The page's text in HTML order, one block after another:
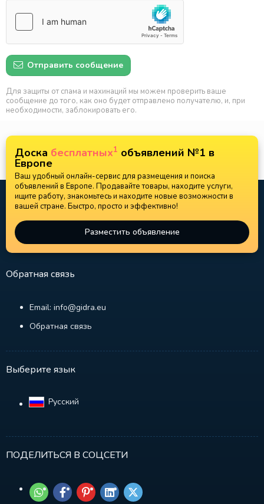
Отправить сообщение
Для защиты от спама и махинаций мы можем проверить ваше
сообщение до того, как оно будет отправлено получателю, и, при
необходимости, заблокировать его.
Доска бесплатных1 объявлений №1 в
Европе
Ваш удобный онлайн-сервис для размещения и поиска
объявлений в Европе. Продавайте товары, находите услуги,
ищите работу, знакомьтесь и находите новые возможности в
вашей стране. Быстро, просто и эффективно!
Разместить объявление
Обратная связь
Email: info@gidra.eu
Обратная связь
Выберите язык
Русский‎
ПОДЕЛИТЬСЯ В СОЦСЕТИ